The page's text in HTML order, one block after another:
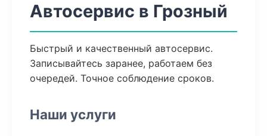
Автосервис в Грозный
Быстрый и качественный автосервис.
Записывайтесь заранее, работаем без
очередей. Точное соблюдение сроков.
Наши услуги